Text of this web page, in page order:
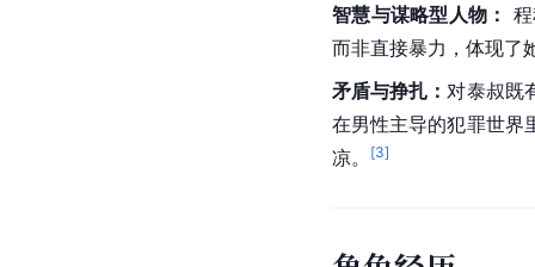
智慧与谋略型人物：
而非直接暴力，体现了
矛盾与挣扎： 对泰叔既
在男性主导的犯罪世界
凉。
[3]